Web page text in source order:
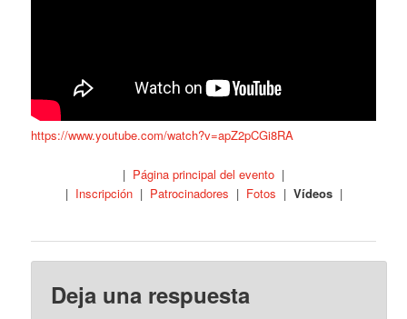
https://www.youtube.com/watch?v=apZ2pCGi8RA
| Página principal del evento |
| Inscripción| Patrocinadores | Fotos | Vídeos|
Deja una respuesta